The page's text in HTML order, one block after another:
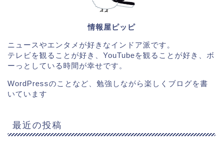
情報屋ピッピ
ニュースやエンタメが好きなインドア派です。
テレビを観ることが好き、YouTubeを観ることが好き、ボ
ーっとしている時間が幸せです。
WordPressのことなど、勉強しながら楽しくブログを書
いています
最近の投稿